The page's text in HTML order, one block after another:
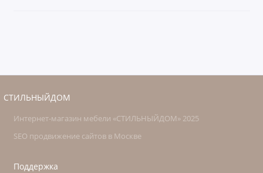
СТИЛЬНЫЙДОМ
Интернет-магазин мебели «СТИЛЬНЫЙДОМ» 2025
SEO продвижение сайтов в Москве
Поддержка